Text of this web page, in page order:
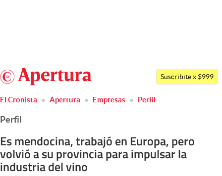
Argentina
Members
Economía y Política
Finanzas y Mercados
Negocios
Columnistas
Suscribite x $999
El Cronista Apertura Empresas Perfil
Perfil
Es mendocina, trabajó en Europa, pero
volvió a su provincia para impulsar la
industria del vino